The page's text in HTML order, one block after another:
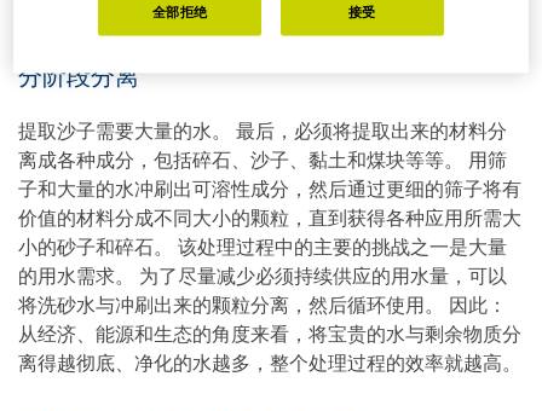
分阶段分离
提取沙子需要大量的水。 最后，必须将提取出来的材料分
离成各种成分，包括碎石、沙子、黏土和煤块等等。 用筛
子和大量的水冲刷出可溶性成分，然后通过更细的筛子将有
价值的材料分成不同大小的颗粒，直到获得各种应用所需大
小的砂子和碎石。 该处理过程中的主要的挑战之一是大量
的用水需求。 为了尽量减少必须持续供应的用水量，可以
将洗砂水与冲刷出来的颗粒分离，然后循环使用。 因此：
从经济、能源和生态的角度来看，将宝贵的水与剩余物质分
离得越彻底、净化的水越多，整个处理过程的效率就越高。
全部拒绝 接受